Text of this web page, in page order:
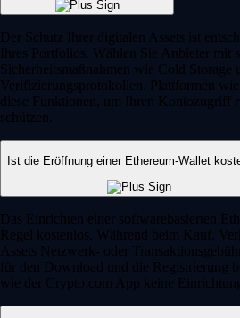
Der Schutz Ihrer digitalen Assets ist
Ihres Portfolios. Wählen Sie Anbieter mit
Sicherheitsmaßnahmen wie Cold Storage
Verifizierungsprotokollen. Plattformen
diese Funktionen, um Ihren Kontozugriff
schützen.
Ist die Eröffnung einer Ethereum-Wallet
Das Einrichten einer softwarebasierten
Regel kostenlos. Während beim Kauf,
Assets Netzwerk- oder
für den Download und die Registrierung
wie der Crypto.com App keine